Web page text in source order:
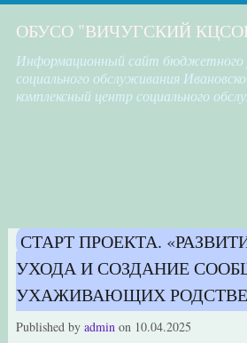
ОБУСО "ВИЧУГСКИЙ
Информационный сайт бюджетного
социального обслуживания
комплексный центр социального
СТАРТ ПРОЕКТА.
УХОДА И СОЗДАНИЕ
УХАЖИВАЮЩИХ
Published by adminon 10.04.2025